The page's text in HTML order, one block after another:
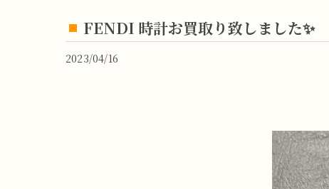
FENDI 時計お買取り致しました✨
2023/04/16